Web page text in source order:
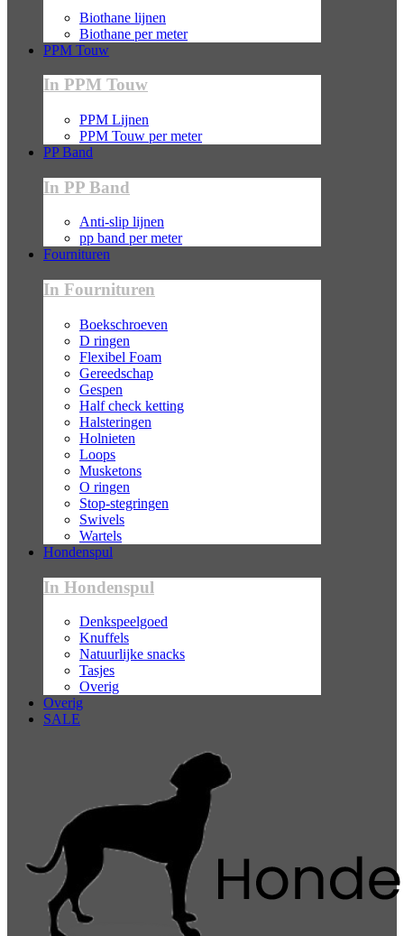
Biothane lijnen
Biothane per meter
PPM Touw
In PPM Touw
PPM Lijnen
PPM Touw per meter
PP Band
In PP Band
Anti-slip lijnen
pp band per meter
Fournituren
In Fournituren
Boekschroeven
D ringen
Flexibel Foam
Gereedschap
Gespen
Half check ketting
Halsteringen
Holnieten
Loops
Musketons
O ringen
Stop-stegringen
Swivels
Wartels
Hondenspul
In Hondenspul
Denkspeelgoed
Knuffels
Natuurlijke snacks
Tasjes
Overig
Overig
SALE